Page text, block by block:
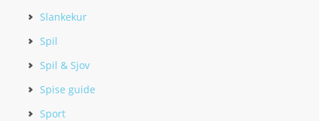
Slankekur
Spil
Spil & Sjov
Spise guide
Sport